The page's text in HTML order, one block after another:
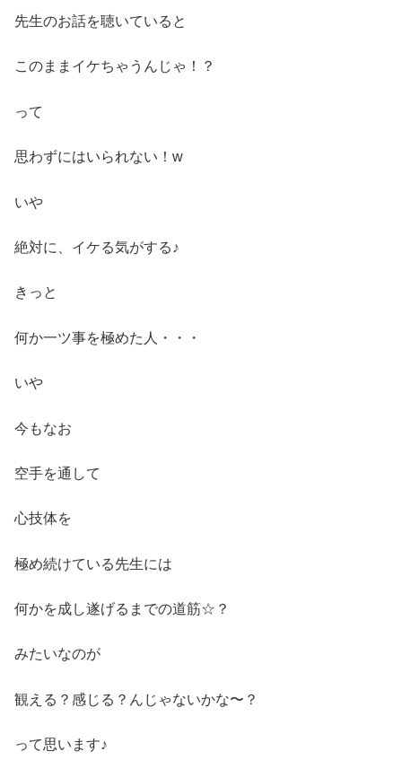
先生のお話を聴いていると
このままイケちゃうんじゃ！？
って
思わずにはいられない！w
いや
絶対に、イケる気がする♪
きっと
何か一ツ事を極めた人・・・
いや
今もなお
空手を通して
心技体を
極め続けている先生には
何かを成し遂げるまでの道筋☆？
みたいなのが
観える？感じる？んじゃないかな〜？
って思います♪